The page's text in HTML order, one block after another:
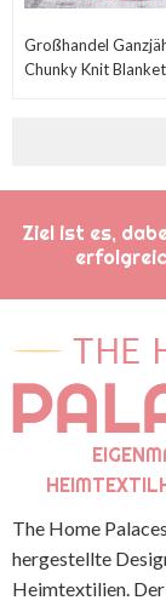
Großhandel
Chunky Knit
Ziel ist es,
The Home
hergestellte
Heimtextilien.